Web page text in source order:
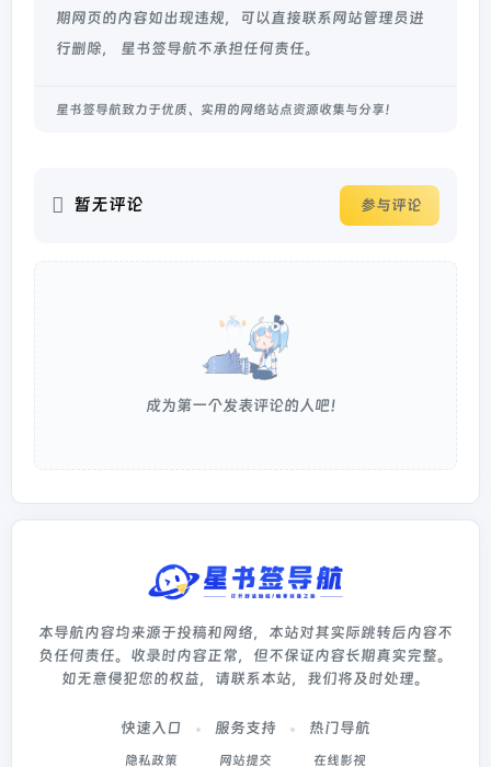
期网页的内容如出现违规，可以直接联系网站管理员进
行删除， 星书签导航不承担任何责任。
星书签导航致力于优质、实用的网络站点资源收集与分享！
暂无评论 参与评论
成为第一个发表评论的人吧！
本导航内容均来源于投稿和网络，本站对其实际跳转后内容不
负任何责任。收录时内容正常，但不保证内容长期真实完整。
如无意侵犯您的权益，请联系本站，我们将及时处理。
快速入口
隐私政策
服务支持
网站提交
热门导航
在线影视